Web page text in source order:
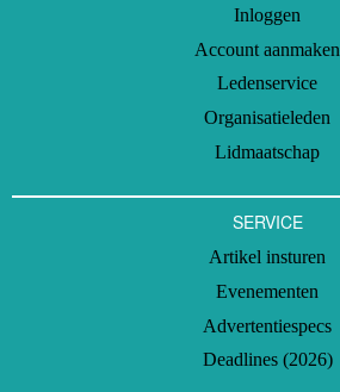
Inloggen
Account aanmaken
Ledenservice
Organisatieleden
Lidmaatschap
SERVICE
Artikel insturen
Evenementen
Advertentiespecs
Deadlines (2026)